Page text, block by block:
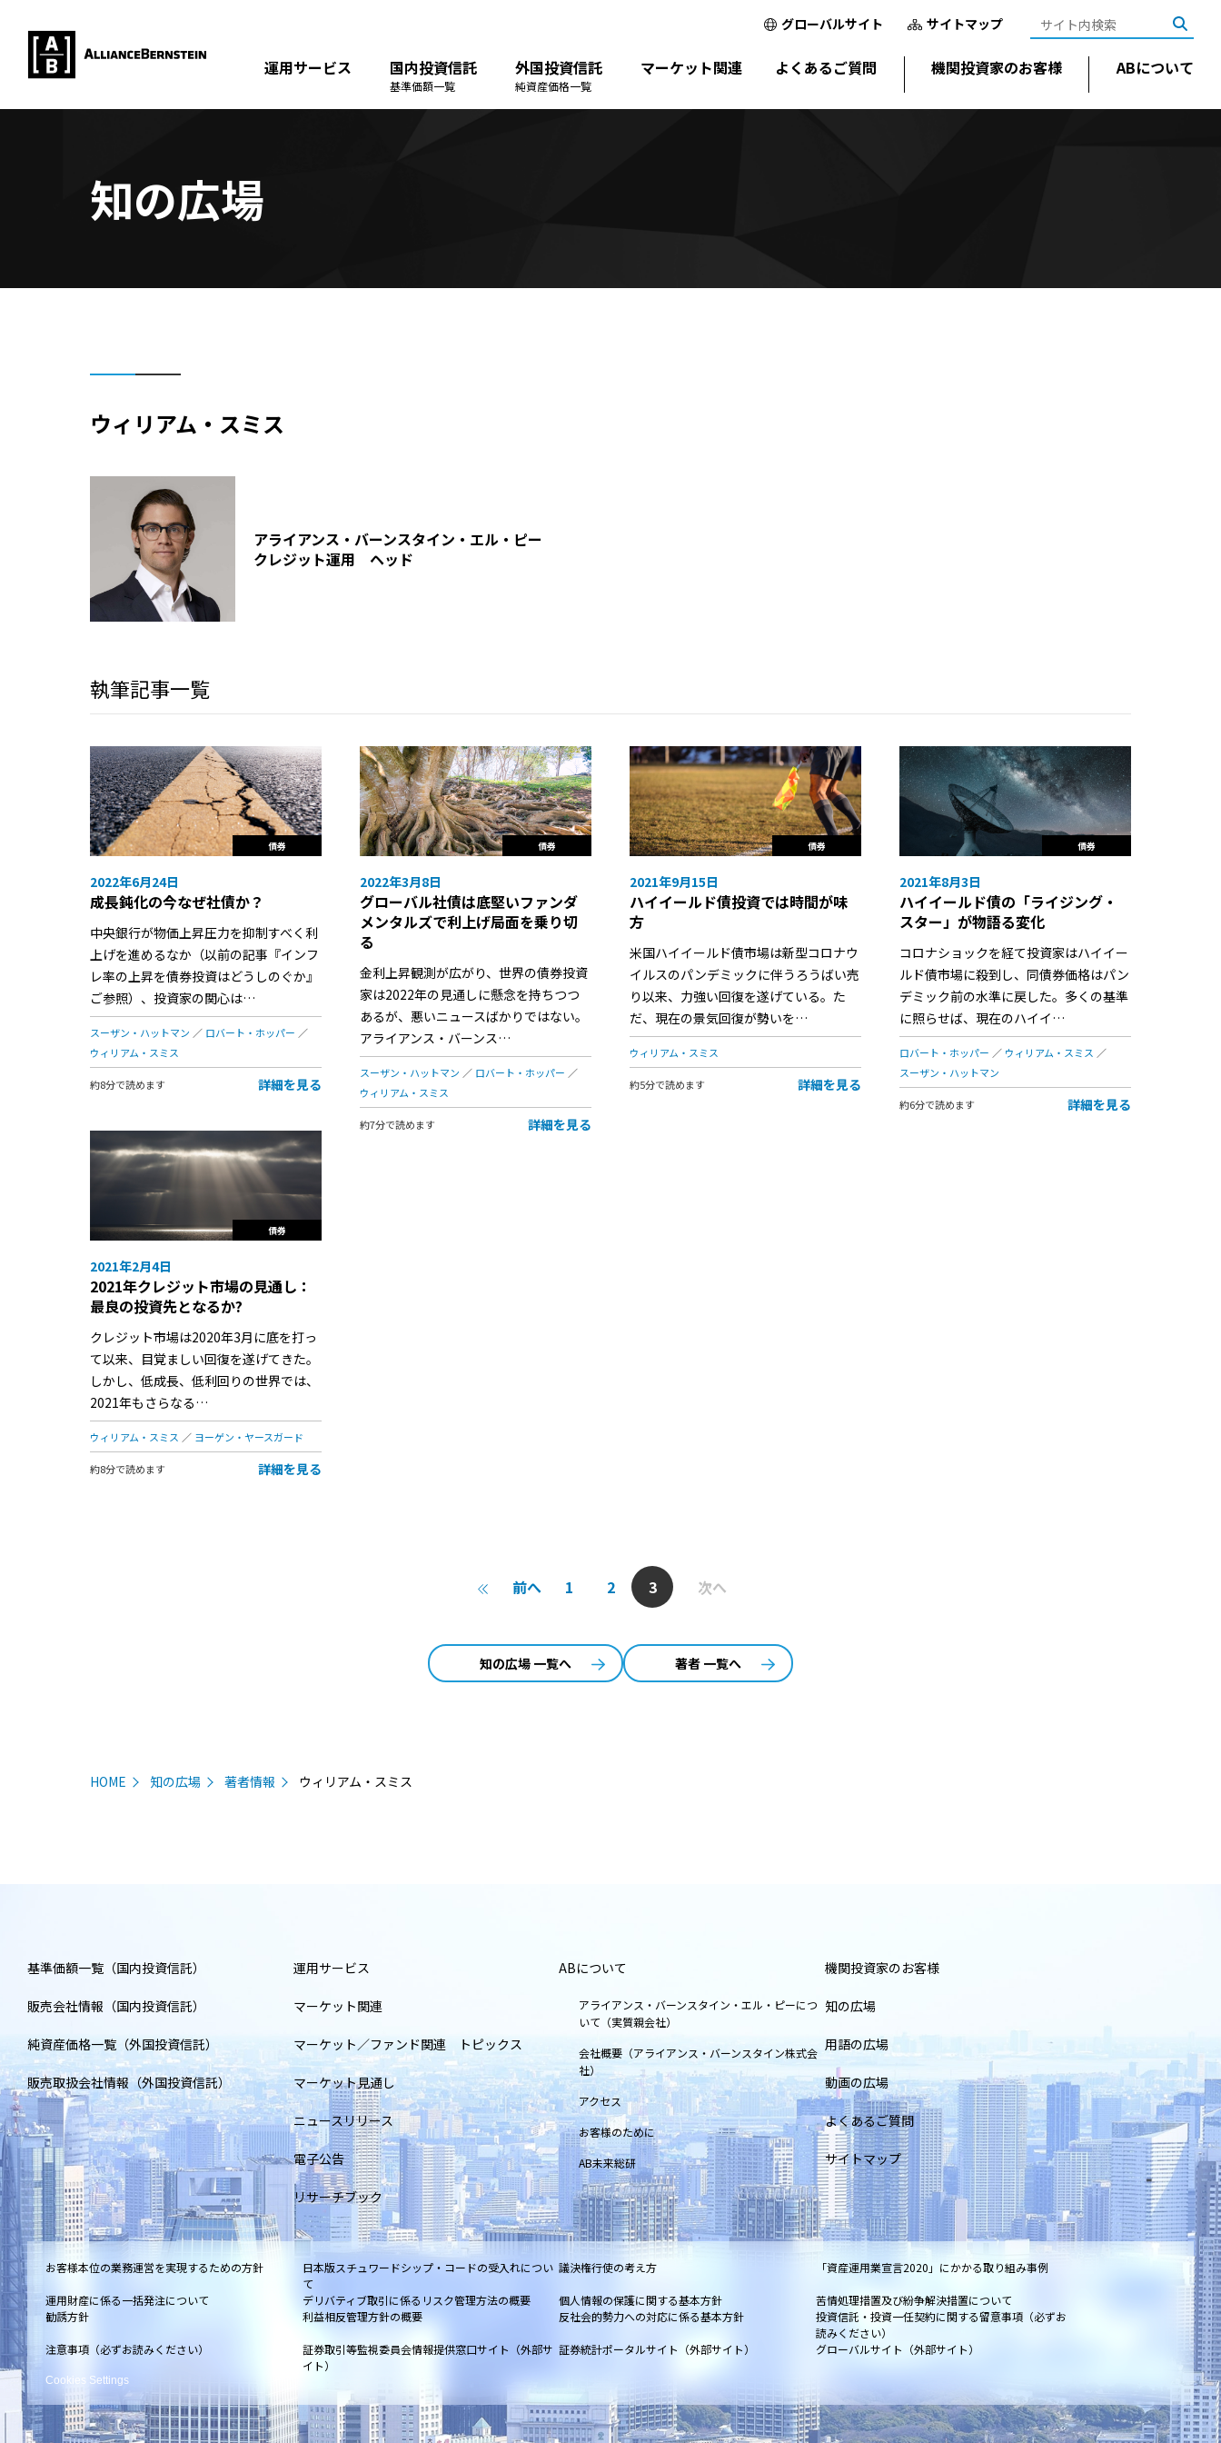
グローバルサイト サイトマップ
運用サービス 国内投資信託
基準価額一覧
外国投資信託
純資産価格一覧
マーケット関連 よくあるご質問 機関投資家のお客様 ABについて
知の広場
ウィリアム・スミス
アライアンス・バーンスタイン・エル・ピー
クレジット運用 ヘッド
執筆記事一覧
債券
2022年6月24日
成長鈍化の今なぜ社債か？
中央銀行が物価上昇圧力を抑制すべく利
上げを進めるなか（以前の記事『インフ
レ率の上昇を債券投資はどうしのぐか』
ご参照）、投資家の関心は…
スーザン・ハットマン
ロバート・ホッパー
ウィリアム・スミス
約8分で読めます 詳細を見る
債券
2022年3月8日
グローバル社債は底堅いファンダ
メンタルズで利上げ局面を乗り切
る
金利上昇観測が広がり、世界の債券投資
家は2022年の見通しに懸念を持ちつつ
あるが、悪いニュースばかりではない。
アライアンス・バーンス…
スーザン・ハットマン
ロバート・ホッパー
ウィリアム・スミス
約7分で読めます 詳細を見る
債券
2021年9月15日
ハイイールド債投資では時間が味
方
米国ハイイールド債市場は新型コロナウ
イルスのパンデミックに伴うろうばい売
り以来、力強い回復を遂げている。た
だ、現在の景気回復が勢いを…
ウィリアム・スミス
約5分で読めます 詳細を見る
債券
2021年8月3日
ハイイールド債の「ライジング・
スター」が物語る変化
コロナショックを経て投資家はハイイー
ルド債市場に殺到し、同債券価格はパン
デミック前の水準に戻した。多くの基準
に照らせば、現在のハイイ…
ロバート・ホッパー
ウィリアム・スミス
スーザン・ハットマン
約6分で読めます 詳細を見る
債券
2021年2月4日
2021年クレジット市場の見通し：
最良の投資先となるか?
クレジット市場は2020年3月に底を打っ
て以来、目覚ましい回復を遂げてきた。
しかし、低成長、低利回りの世界では、
2021年もさらなる…
ウィリアム・スミス ヨーゲン・ヤースガード
約8分で読めます 詳細を見る
前へ 1 2 3 次へ
知の広場 一覧へ 著者 一覧へ
HOME 知の広場 著者情報 ウィリアム・スミス
基準価額一覧（国内投資信託）
販売会社情報（国内投資信託）
純資産価格一覧（外国投資信託）
販売取扱会社情報（外国投資信託）
運用サービス
マーケット関連
マーケット／ファンド関連 トピックス
マーケット見通し
ニュースリリース
電子公告
リサーチブック
ABについて
アライアンス・バーンスタイン・エル・ピーにつ
いて（実質親会社）
会社概要（アライアンス・バーンスタイン株式会
社）
アクセス
お客様のために
AB未来総研
機関投資家のお客様
知の広場
用語の広場
動画の広場
よくあるご質問
サイトマップ
お客様本位の業務運営を実現するための方針
日本版スチュワードシップ・コードの受入れについ
て
議決権行使の考え方 「資産運用業宣言2020」にかかる取り組み事例
運用財産に係る一括発注について デリバティブ取引に係るリスク管理方法の概要 個人情報の保護に関する基本方針
苦情処理措置及び紛争解決措置について
勧誘方針
利益相反管理方針の概要 反社会的勢力への対応に係る基本方針
投資信託・投資一任契約に関する留意事項（必ずお
読みください）
注意事項（必ずお読みください）
証券取引等監視委員会情報提供窓口サイト（外部サ
イト）
証券統計ポータルサイト（外部サイト） グローバルサイト（外部サイト）
Cookies Settings